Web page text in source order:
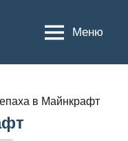
Меню
в Майнкрафт